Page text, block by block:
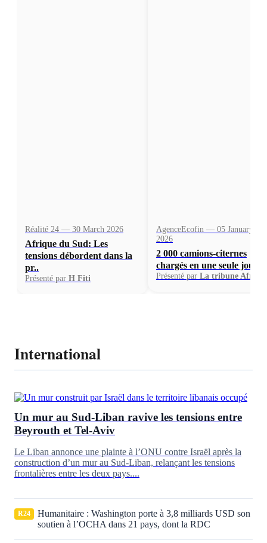
Réalité 24 — 30 March 2026
Afrique du Sud: Les
tensions débordent dans la
pr..
Présenté par H Fiti
AgenceEcofin — 05 January
2026
2 000 camions-citernes
chargés en une seule
Présenté par La tribune
International
Un mur au Sud-Liban ravive les tensions entre
Beyrouth et Tel-Aviv
Le Liban annonce une plainte à l’ONU contre Israël après la
construction d’un mur au Sud-Liban, relançant les tensions
frontalières entre les deux pays....
R24
Humanitaire : Washington porte à 3,8 milliards USD son
soutien à l’OCHA dans 21 pays, dont la RDC